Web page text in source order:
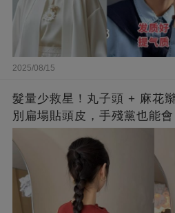
2025/08/15
髮量少救星！丸子頭 + 麻花
別扁塌貼頭皮，手殘黨也能會